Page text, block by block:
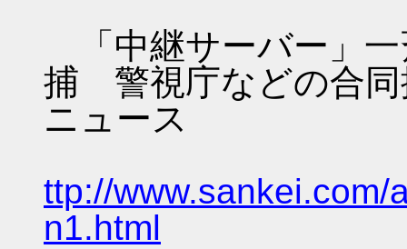
「中継サーバー」一
捕 警視庁などの合同
ニュース
ttp://www.sankei.com/
n1.html